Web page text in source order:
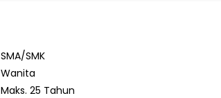
SMA/SMK
Wanita
Maks. 25 Tahun